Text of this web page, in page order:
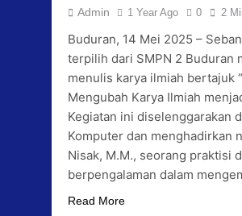
Admin 1 Year Ago 0 2
Buduran, 14 Mei 2025 –
terpilih dari SMPN 2 Buduran
menulis karya ilmiah bertajuk
Mengubah Karya Ilmiah
Kegiatan ini diselenggarakan
Komputer dan menghadirkan
Nisak, M.M., seorang praktisi
berpengalaman dalam
Read More